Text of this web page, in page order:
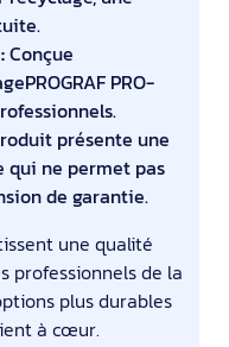
Conçue
PRO-
présente une
qui ne permet pas
de garantie.
une qualité
professionnels de la
plus durables
à cœur.